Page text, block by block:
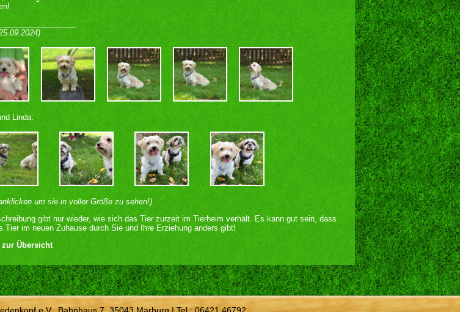
Linda:
um sie in voller Größe zu sehen!)
gibt nur wieder, wie sich das Tier zurzeit im Tierheim verhält. Es kann gut sein, dass
Tier im neuen Zuhause durch Sie und Ihre Erziehung anders gibt!
Übersicht